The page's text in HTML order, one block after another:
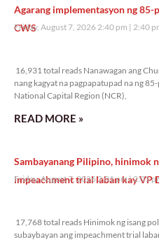
Agarang implementasyon ng 85-
CWS
Friday, August 7, 2026 2:40 pm 2:40
16,931 total reads Nanawagan ang
nang kagyat na pagpapatupad na ng
National Capital Region (NCR),
READ MORE »
Sambayanang Pilipino, hinimok
impeachment trial laban kay VP
Friday, August 7, 2026 2:01 pm 2:01
17,768 total reads Hinimok ng isang
subaybayan ang impeachment trial